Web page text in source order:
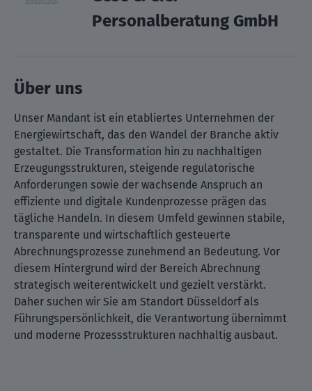
Personalberatung GmbH
Über uns
Unser Mandant ist ein etabliertes Unternehmen der
Energiewirtschaft, das den Wandel der Branche aktiv
gestaltet. Die Transformation hin zu nachhaltigen
Erzeugungsstrukturen, steigende regulatorische
Anforderungen sowie der wachsende Anspruch an
effiziente und digitale Kundenprozesse prägen das
tägliche Handeln. In diesem Umfeld gewinnen stabile,
transparente und wirtschaftlich gesteuerte
Abrechnungsprozesse zunehmend an Bedeutung. Vor
diesem Hintergrund wird der Bereich Abrechnung
strategisch weiterentwickelt und gezielt verstärkt.
Daher suchen wir Sie am Standort Düsseldorf als
Führungspersönlichkeit, die Verantwortung übernimmt
und moderne Prozessstrukturen nachhaltig ausbaut.